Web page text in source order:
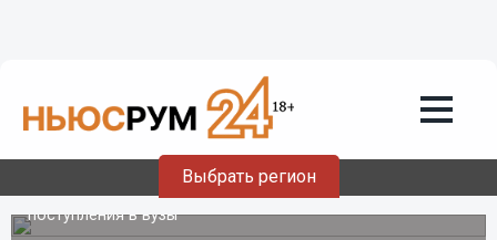
Выбрать регион
В Смоленской области 311
выпускников пересдают ЕГЭ 8 июля
8 июля школьники региона получили возможность
улучшить результаты единого госэкзамена для
поступления в вузы